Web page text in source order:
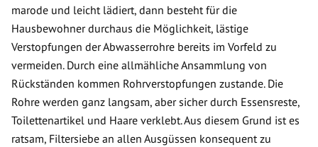
marode und leicht lädiert, dann besteht für die
Hausbewohner durchaus die Möglichkeit, lästige
Verstopfungen der Abwasserrohre bereits im Vorfeld zu
vermeiden. Durch eine allmähliche Ansammlung von
Rückständen kommen Rohrverstopfungen zustande. Die
Rohre werden ganz langsam, aber sicher durch Essensreste,
Toilettenartikel und Haare verklebt. Aus diesem Grund ist es
ratsam, Filtersiebe an allen Ausgüssen konsequent zu